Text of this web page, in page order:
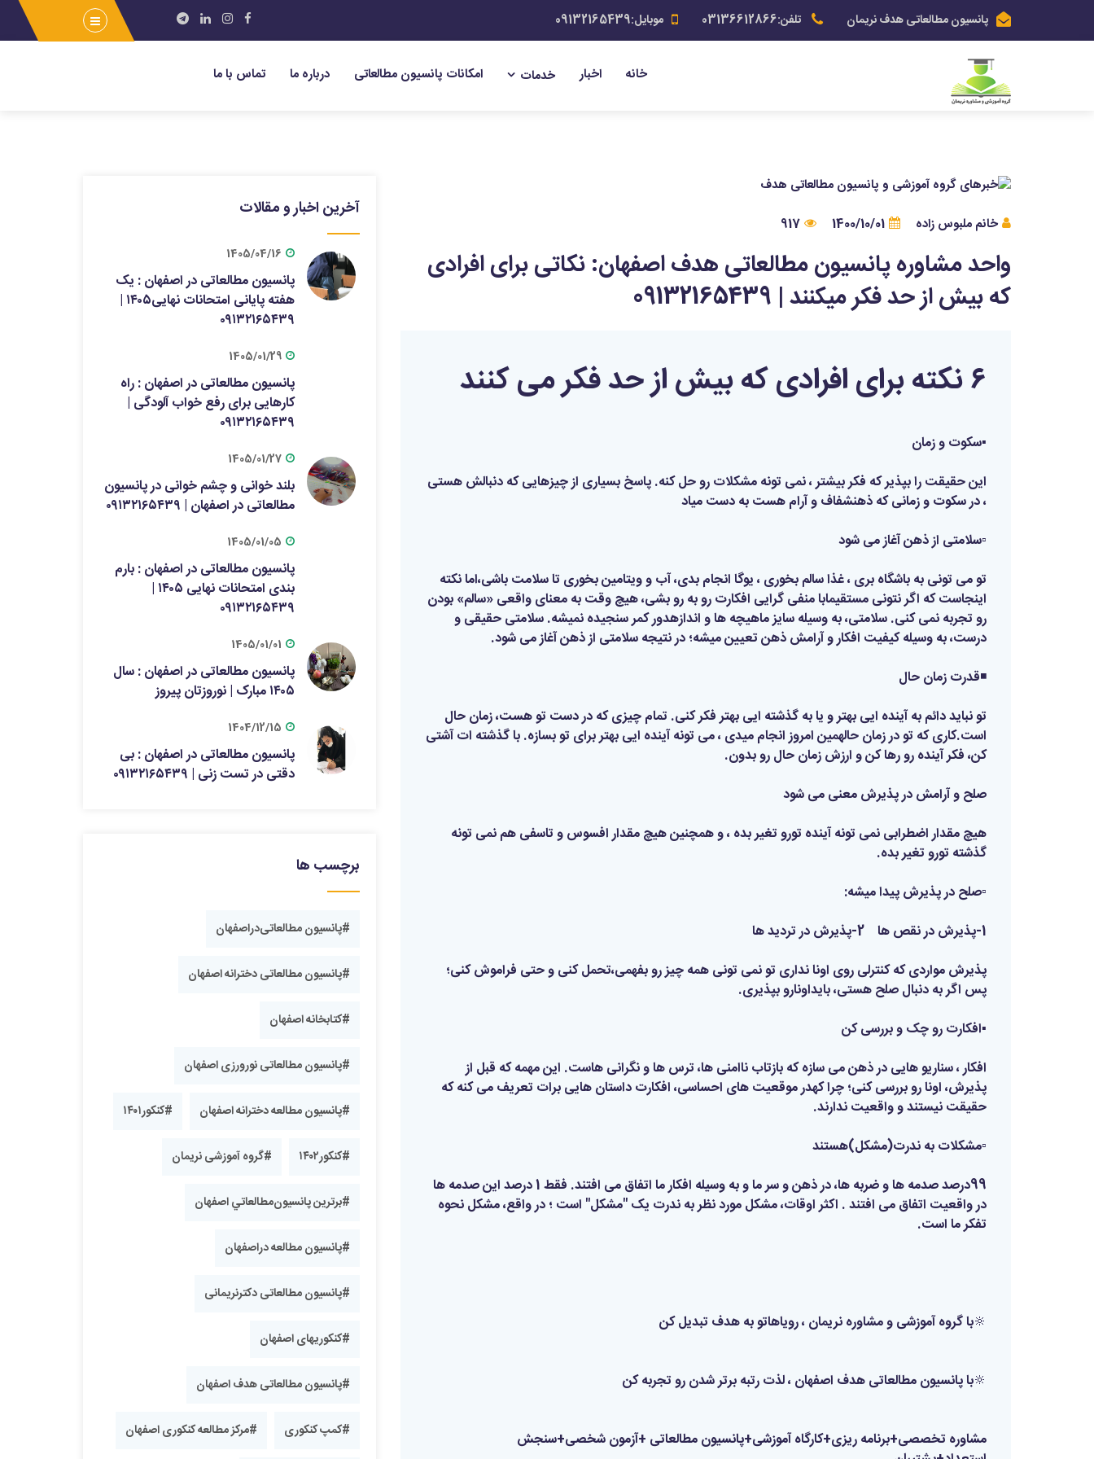
پانسیون مطالعاتی هدف نریمان تلفن:03136612866 موبایل:09132165439
خانه اخبار خدمات امکانات پانسیون مطالعاتی درباره ما تماس با ما
خانم ملبوس زاده 1400/10/01
917
واحد مشاوره پانسیون مطالعاتی هدف اصفهان: نکاتی برای افرادی
که بیش از حد فکر میکنند | 09132165439
۶ نکته برای افرادی که بیش از حد فکر می کنند
▪️سکوت و زمان
این حقیقت را بپذیر که فکر بیشتر ، نمی تونه مشکلات رو حل کنه. پاسخ بسیاری از چیزهایی که دنبالش هستی
، در سکوت و زمانی که ذهنشفاف و آرام هست به دست میاد
▫️سلامتی از ذهن آغاز می شود
تو می تونی به باشگاه بری ، غذا سالم بخوری ، یوگا انجام بدی، آب و ویتامین بخوری تا سلامت باشی،اما نکته
اینجاست که اگر نتونی مستقیمابا منفی گرایی افکارت رو به رو بشی، هیچ وقت به معنای واقعی «سالم» بودن
رو تجربه نمی کنی. سلامتی، به وسیله سایز ماهیچه ها و اندازهدور کمر سنجیده نمیشه. سلامتی حقیقی و
درست، به وسیله کیفیت افکار و آرامش ذهن تعیین میشه؛ در نتیجه سلامتی از ذهن آغاز می شود.
◾️قدرت زمان حال
تو نباید دائم به آینده ایی بهتر و یا به گذشته ایی بهتر فکر کنی. تمام چیزی که در دست تو هست، زمان حال
است.کاری که تو در زمان حالهمین امروز انجام میدی ، می تونه آینده ایی بهتر برای تو بسازه. با گذشته ات آشتی
کن، فکر آینده رو رها کن و ارزش زمان حال رو بدون.
صلح و آرامش در پذیرش معنی می شود
هیچ مقدار اضطرابی نمی تونه آینده تورو تغیر بده ، و همچنین هیچ مقدار افسوس و تاسفی هم نمی تونه
گذشته تورو تغیر بده.
▫️صلح در پذیرش پیدا میشه:
1-پذیرش در نقص ها 2-پذیرش در تردید ها
پذیرش مواردی که کنترلی روی اونا نداری تو نمی تونی همه چیز رو بفهمی،تحمل کنی و حتی فراموش کنی؛
پس اگر به دنبال صلح هستی، بایداونارو بپذیری.
▪️افکارت رو چک و بررسی کن
افکار ، سناریو هایی در ذهن می سازه که بازتاب ناامنی ها، ترس ها و نگرانی هاست. این مهمه که قبل از
پذیرش، اونا رو بررسی کنی؛ چرا کهدر موقعیت های احساسی، افکارت داستان هایی برات تعریف می کنه که
حقیقت نیستند و واقعیت ندارند.
▫️مشکلات به ندرت(مشکل)هستند
99درصد صدمه ها و ضربه ها، در ذهن و سر ما و به وسیله افکار ما اتفاق می افتند. فقط 1 درصد این صدمه ها
در واقعیت اتفاق می افتند . اکثر اوقات، مشکل مورد نظر به ندرت یک "مشکل" است ؛ در واقع، مشکل نحوه
تفکر ما است.
🔆با گروه آموزشی و مشاوره نریمان ، رویاهاتو به هدف تبدیل کن
🔆با پانسیون مطالعاتی هدف اصفهان ، لذت رتبه برتر شدن رو تجربه کن
مشاوره تخصصی+برنامه ریزی+کارگاه آموزشی+پانسیون مطالعاتی +آزمون شخصی+سنجش
آخرین اخبار و مقالات
1405/04/16
پانسیون مطالعاتی در اصفهان : یک
هفته پایانی امتحانات نهایی۱۴۰۵ |
۰۹۱۳۲۱۶۵۴۳۹
1405/01/29
پانسیون مطالعاتی در اصفهان : راه
کارهایی برای رفع خواب آلودگی |
۰۹۱۳۲۱۶۵۴۳۹
1405/01/27
بلند خوانی و چشم خوانی در پانسیون
مطالعاتی در اصفهان | ۰۹۱۳۲۱۶۵۴۳۹
1405/01/05
پانسیون مطالعاتی در اصفهان : بارم
بندی امتحانات نهایی ۱۴۰۵ |
۰۹۱۳۲۱۶۵۴۳۹
1405/01/01
پانسیون مطالعاتی در اصفهان : سال
۱۴۰۵ مبارک | نوروزتان پیروز
1404/12/15
پانسیون مطالعاتی در اصفهان : بی
دقتی در تست زنی | ۰۹۱۳۲۱۶۵۴۳۹
برچسب ها
#‎پانسیون مطالعاتی‌‌دراصفهان
#پانسیون مطالعاتی دخترانه اصفهان
#کتابخانه اصفهان
#پانسیون ‎مطالعاتی نورورزی اصفهان
#پانسیون مطالعه دخترانه اصفهان #کنکور۱۴۰۱
#کنکور۱۴۰۲ #گروه آموزشی نریمان
#برترین پانسیون‌مطالعاتي اصفهان
#پانسیون مطالعه دراصفهان
#پانسیون مطالعاتی دکترنریمانی
#کنکوریهای اصفهان
#پانسیون مطالعاتی هدف اصفهان
#کمپ کنکوری #مرکز مطالعه کنکوری اصفهان